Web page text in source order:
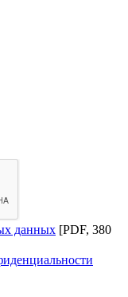
данных [PDF, 380